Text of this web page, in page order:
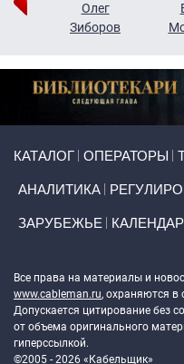
Олег
Зиборов
КАТАЛОГ ОПЕРАТОРЫ
АНАЛИТИКА
ЗАРУБЕЖЬЕ
Все права на материалы и
www.cableman.ru, охраняются в
Допускается цитирование без
от объема оригинального
гиперссылкой.
©2005 - 2026 «Кабельщик»